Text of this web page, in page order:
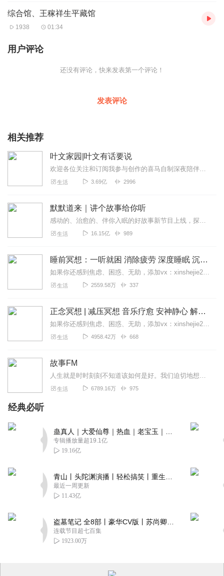
综合馆、王稼祥生平藏馆
1938 01:34
用户评论
还没有评论，快来发表第一个评论！
发表评论
相关推荐
叶文家园|叶文有话要说
欢迎各位关注和订阅我参与创作的喜马自制深夜陪伴谈话栏目《听你说·百态人声》【听你说·百态人声】每晚直播连线真实人间故事|叶文现场互动中|人间冷暖，抱团取暖每周...
生活 3.69亿 2996
默默道来｜讲个故事给你听
感动的、治愈的、伴你入眠的好故事新节目上线，探索现实世界的无尽魅力，追求对生活的真实记录《听见人间真相》（点击名称，直达专辑）网易人间故事集持续更新中，邀您关注...
生活 16.15亿 989
睡前冥想：一听就困 消除疲劳 深度睡眠 沉浸体验
如果你还感到焦虑、困惑、无助，添加vx：xinshejie2018、vx公众号：宣萱心伴，与主播宣萱开启心灵交流之旅，共建温暖的精神家园！如果你喜欢我的内容，请...
生活 2559.58万 337
正念冥想 | 减压冥想 音乐疗愈 安神静心 解郁降噪
如果你还感到焦虑、困惑、无助，添加vx：xinshejie2018、vx公众号：宣萱心伴，与主播宣萱开启心灵交流之旅，共建温暖的精神家园！如果你喜欢我的内容，请...
生活 4958.42万 668
故事FM
人生就是时时刻刻不知道该如何是好。我们迫切地想知道怎么解决问题，也同样挣扎着寻求理解和安慰。这样的你，并不孤独。重获新生的抑郁症病人；用一辈子摆脱原生家庭阴影的...
生活 6789.16万 975
经典必听
专辑播放量超19.1亿
19.16亿
最近一周更新
11.43亿
连载节目超七百集
1923.00万